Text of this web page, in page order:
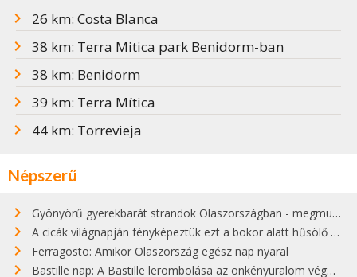
26 km: Costa Blanca
38 km: Terra Mitica park Benidorm-ban
38 km: Benidorm
39 km: Terra Mítica
44 km: Torrevieja
Népszerű
Gyönyörű gyerekbarát strandok Olaszországban - megmutatjuk a 15 legjobbat
A cicák világnapján fényképeztük ezt a bokor alatt hűsölő cicát Kisorosziban
Ferragosto: Amikor Olaszország egész nap nyaral
Bastille nap: A Bastille lerombolása az önkényuralom végét jelentette